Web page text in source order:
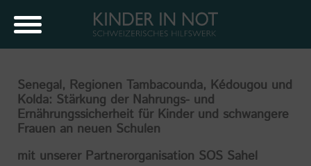
Senegal, Regionen Tambacounda, Kédougou und
Kolda: Stärkung der Nahrungs- und
Ernährungssicherheit für Kinder und schwangere
Frauen an neuen Schulen
mit unserer Partnerorganisation SOS Sahel